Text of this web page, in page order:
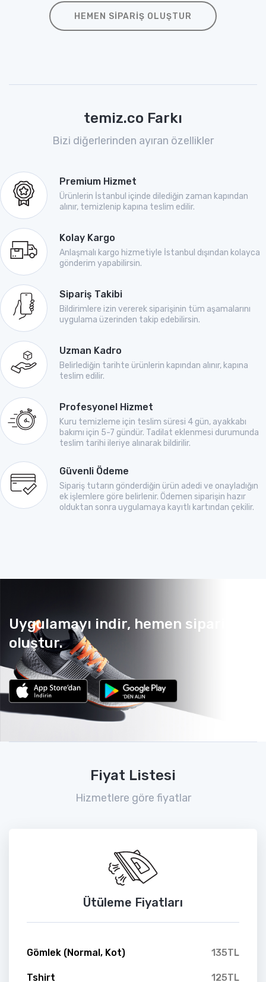
HEMEN SIPARIŞ OLUŞTUR
temiz.co Farkı
Bizi diğerlerinden ayıran özellikler
Premium Hizmet
Ürünlerin İstanbul içinde dilediğin zaman kapından
alınır, temizlenip kapına teslim edilir.
Kolay Kargo
Anlaşmalı kargo hizmetiyle İstanbul dışından kolayca
gönderim yapabilirsin.
Sipariş Takibi
Bildirimlere izin vererek siparişinin tüm aşamalarını
uygulama üzerinden takip edebilirsin.
Uzman Kadro
Belirlediğin tarihte ürünlerin kapından alınır, kapına
teslim edilir.
Profesyonel Hizmet
Kuru temizleme için teslim süresi 4 gün, ayakkabı
bakımı için 5-7 gündür. Tadilat eklenmesi durumunda
teslim tarihi ileriye alınarak bildirilir.
Güvenli Ödeme
Sipariş tutarın gönderdiğin ürün adedi ve onayladığın
ek işlemlere göre belirlenir. Ödemen siparişin hazır
olduktan sonra uygulamaya kayıtlı kartından çekilir.
Uygulamayı indir, hemen sipariş
oluştur.
Fiyat Listesi
Hizmetlere göre fiyatlar
Ütüleme Fiyatları
Gömlek (Normal, Kot) 135TL
Tshirt 125TL